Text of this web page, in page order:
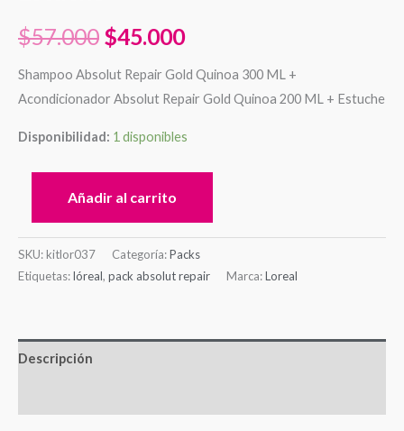
$57.000 $45.000
Shampoo Absolut Repair Gold Quinoa 300 ML +
Acondicionador Absolut Repair Gold Quinoa 200 ML + Estuche
Disponibilidad: 1 disponibles
Añadir al carrito
SKU: kitlor037 Categoría:Packs
Etiquetas:lóreal, pack absolut repair Marca:Loreal
Descripción